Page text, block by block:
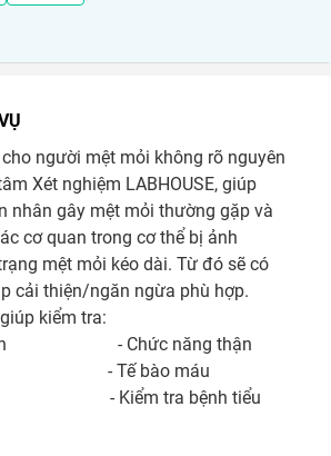
người mệt mỏi không rõ nguyên
Xét nghiệm LABHOUSE, giúp
nhân gây mệt mỏi thường gặp và
cơ quan trong cơ thể bị ảnh
mệt mỏi kéo dài. Từ đó sẽ có
cải thiện/ngăn ngừa phù hợp.
kiểm tra:
- Chức năng thận
- Tế bào máu
- Kiểm tra bệnh tiểu